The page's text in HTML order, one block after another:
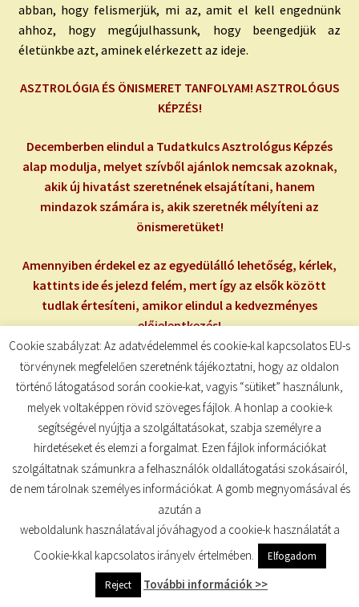
abban, hogy felismerjük, mi az, amit el kell engednünk
ahhoz, hogy megújulhassunk, hogy beengedjük az
életünkbe azt, aminek elérkezett az ideje.
ASZTROLÓGIA ÉS ÖNISMERET TANFOLYAM! ASZTROLÓGUS
KÉPZÉS!
Decemberben elindul a Tudatkulcs Asztrológus Képzés
alap modulja, melyet szívből ajánlok nemcsak azoknak,
akik új hivatást szeretnének elsajátítani, hanem
mindazok számára is, akik szeretnék mélyíteni az
önismeretüket!
Amennyiben érdekel ez az egyedülálló lehetőség, kérlek,
kattints ide és jelezd felém, mert így az elsők között
tudlak értesíteni, amikor elindul a kedvezményes
előjelentkezés!
MEGERŐSÍTÉSEK A SKORPIÓ ZODIÁKUS JEGY ENERGIÁINAK
MEGÉLÉSÉHEZ:
Arra az életterületre, ahol szeretnél igazi mélységeket
megélni, szeretnéd felkorbácsolni a szenvedélyt, a
kitartásodat erősítenéd, vagy szeretnéd átalakítani,
oda vidd a Skorpió energiáit!
Hálás vagyok, hogy megélhetem az élet minden rezdülését
és megláthatom a csodát minden helyzet mögött! Köszönöm,
hogy minden nehézségben a megbocsájtás tanítását tárja fel
Cookie szabályzat: Az adatvédelemmel és cookie-kal kapcsolatos EU-s
törvénynek megfelelően szeretnénk tájékoztatni, hogy az oldalon
történő látogatásod során cookie-kat, vagyis “sütiket” használunk,
melyek voltaképpen rövid szöveges fájlok. A honlap a cookie-k
segítségével nyújtja a szolgáltatásokat, szabja személyre a
hirdetéseket és elemzi a forgalmat. Ezen fájlok információkat
szolgáltatnak számunkra a felhasználók oldallátogatási szokásairól,
de nem tárolnak személyes információkat. A gomb megnyomásával és
azután a
weboldalunk használatával jóváhagyod a cookie-k használatát a
Cookie-kkal kapcsolatos irányelv értelmében.
Elfogadom
Reject További információk >>